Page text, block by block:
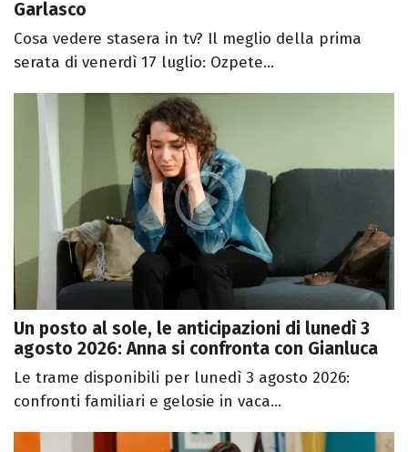
Garlasco
Cosa vedere stasera in tv? Il meglio della prima
serata di venerdì 17 luglio: Ozpete...
Un posto al sole, le anticipazioni di lunedì 3
agosto 2026: Anna si confronta con Gianluca
Le trame disponibili per lunedì 3 agosto 2026:
confronti familiari e gelosie in vaca...